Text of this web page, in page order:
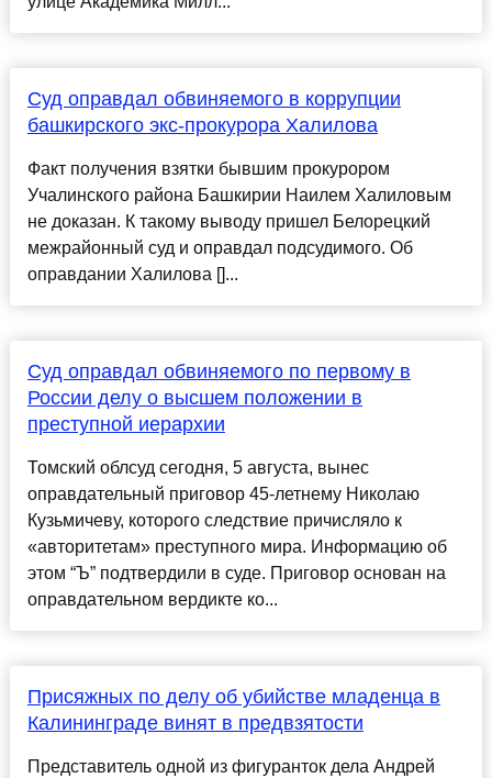
Суд оправдал обвиняемого в коррупции
башкирского экс-прокурора Халилова
Факт получения взятки бывшим прокурором
Учалинского района Башкирии Наилем Халиловым
не доказан. К такому выводу пришел Белорецкий
межрайонный суд и оправдал подсудимого. Об
оправдании Халилова []...
Суд оправдал обвиняемого по первому в
России делу о высшем положении в
преступной иерархии
Томский облсуд сегодня, 5 августа, вынес
оправдательный приговор 45-летнему Николаю
Кузьмичеву, которого следствие причисляло к
«авторитетам» преступного мира. Информацию об
этом “Ъ” подтвердили в суде. Приговор основан на
оправдательном вердикте ко...
Присяжных по делу об убийстве младенца в
Калининграде винят в предвзятости
Представитель одной из фигуранток дела Андрей